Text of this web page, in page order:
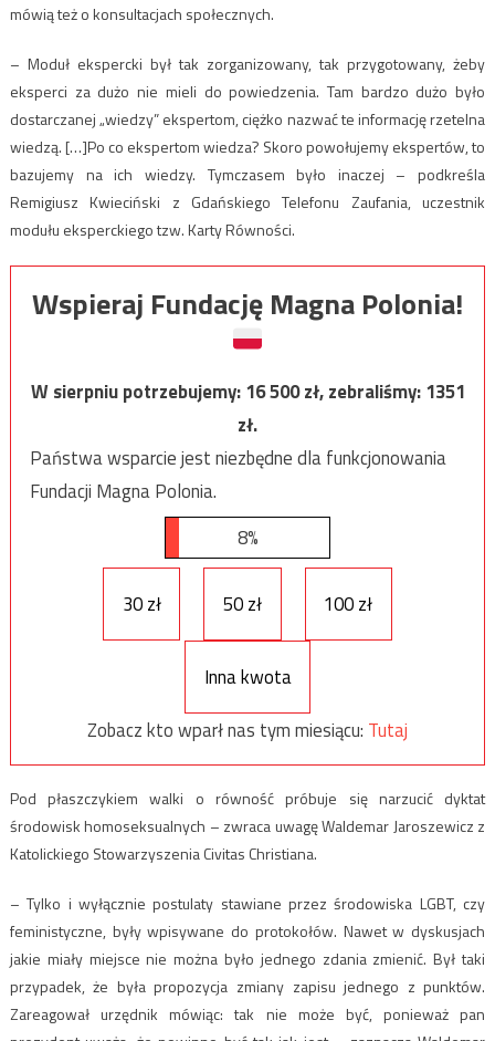
mówią też o konsultacjach społecznych.
– Moduł ekspercki był tak zorganizowany, tak przygotowany, żeby
eksperci za dużo nie mieli do powiedzenia. Tam bardzo dużo było
dostarczanej „wiedzy” ekspertom, ciężko nazwać te informację rzetelna
wiedzą. […]Po co ekspertom wiedza? Skoro powołujemy ekspertów, to
bazujemy na ich wiedzy. Tymczasem było inaczej – podkreśla
Remigiusz Kwieciński z Gdańskiego Telefonu Zaufania, uczestnik
modułu eksperckiego tzw. Karty Równości.
Wspieraj Fundację Magna Polonia!
W sierpniu potrzebujemy:16 500zł, zebraliśmy:1351
zł.
Państwa wsparcie jest niezbędne dla funkcjonowania
Fundacji Magna Polonia.
8%
30 zł 50 zł 100 zł
Inna kwota
Zobacz kto wparł nas tym miesiącu: Tutaj
Pod płaszczykiem walki o równość próbuje się narzucić dyktat
środowisk homoseksualnych – zwraca uwagę Waldemar Jaroszewicz z
Katolickiego Stowarzyszenia Civitas Christiana.
– Tylko i wyłącznie postulaty stawiane przez środowiska LGBT, czy
feministyczne, były wpisywane do protokołów. Nawet w dyskusjach
jakie miały miejsce nie można było jednego zdania zmienić. Był taki
przypadek, że była propozycja zmiany zapisu jednego z punktów.
Zareagował urzędnik mówiąc: tak nie może być, ponieważ pan